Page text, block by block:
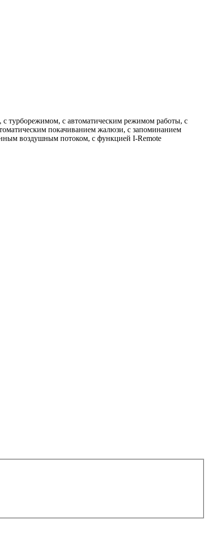
турборежимом, с автоматическим режимом работы, с
покачиванием жалюзи, с запоминанием
воздушным потоком, с функцией I-Remote